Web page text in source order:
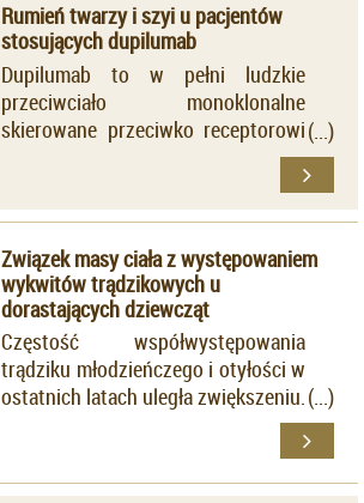
Rumień twarzy i szyi u pacjentów
stosujących dupilumab
Dupilumab to w pełni ludzkie
przeciwciało monoklonalne
skierowane przeciwko receptorowi
alfa interleukiny 4 (IL-4), hamujące
przekazywanie sygnałów za
pośrednictwem IL-4/IL-13.
Związek masy ciała z występowaniem
wykwitów trądzikowych u
dorastających dziewcząt
Częstość współwystępowania
trądziku młodzieńczego i otyłości w
ostatnich latach uległa zwiększeniu.